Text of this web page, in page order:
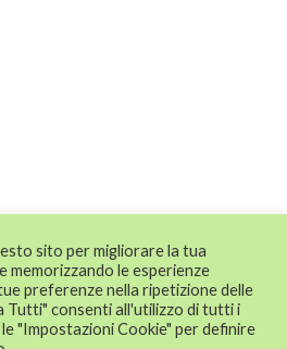
sito per migliorare la tua
memorizzando le esperienze
preferenze nella ripetizione delle
Tutti" consenti all'utilizzo di tutti i
"Impostazioni Cookie" per definire